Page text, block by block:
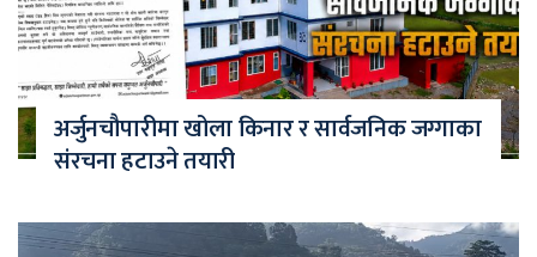
अर्जुनचौपारीमा खोला किनार र सार्वजनिक जग्गाका
संरचना हटाउने तयारी